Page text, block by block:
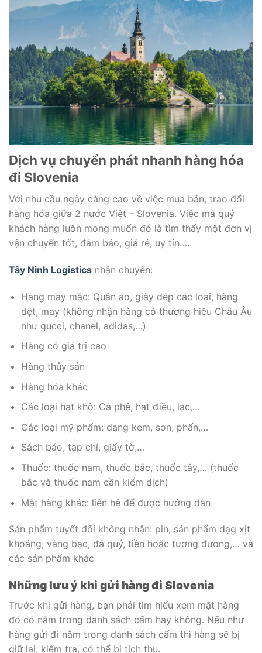
Dịch vụ chuyển phát nhanh hàng hóa
đi Slovenia
Với nhu cầu ngày càng cao về việc mua bán, trao đổi
hàng hóa giữa 2 nước Việt – Slovenia. Việc mà quý
khách hàng luôn mong muốn đó là tìm thấy một đơn vị
vận chuyển tốt, đảm bảo, giá rẻ, uy tín…..
Tây Ninh Logistics nhận chuyển:
Hàng may mặc: Quần áo, giày dép các loại, hàng
dệt, may (không nhận hàng có thương hiệu Châu Âu
như gucci, chanel, adidas,…)
Hàng có giá trị cao
Hàng thủy sản
Hàng hóa khác
Các loại hạt khô: Cà phê, hạt điều, lạc,…
Các loại mỹ phẩm: dạng kem, son, phấn,…
Sách báo, tạp chí, giấy tờ,…
Thuốc: thuốc nam, thuốc bắc, thuốc tây,… (thuốc
bắc và thuốc nam cần kiểm dịch)
Mặt hàng khác: liên hệ để được hướng dẫn
Sản phẩm tuyết đối không nhận: pin, sản phẩm dạg xịt
khoáng, vàng bạc, đá quý, tiền hoặc tương đương,… và
các sản phẩm khác
Những lưu ý khi gửi hàng đi Slovenia
Trước khi gửi hàng, bạn phải tìm hiểu xem mặt hàng
đó có nằm trong danh sách cấm hay không. Nếu như
hàng gửi đi nằm trong danh sách cấm thì hàng sẽ bị
giữ lại, kiểm tra, có thể bị tịch thu.